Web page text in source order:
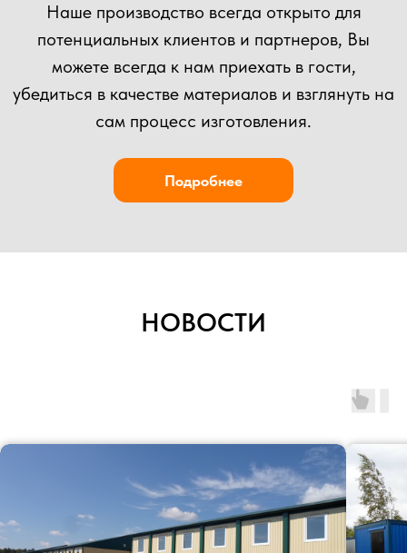
НОВОСТИ
Согласен(а) сполитикой
конфиденциальности сайта
Отправить